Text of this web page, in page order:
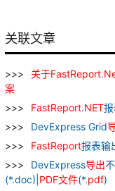
关联文章
关于FastReport.
案
FastReport.NET
DevExpress Grid
FastReport报表输
DevExpress导出
(*.doc)| PDF文件(*.pdf)